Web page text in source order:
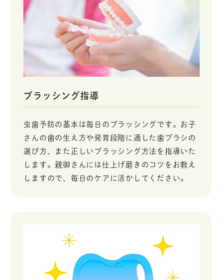
ブラッシング指導
虫歯予防の基本は毎日のブラッシングです。お子
さんの歯の生え方や発育段階に適した歯ブラシの
選び方、また正しいブラッシング方法を指導いた
します。親御さんには仕上げ磨きのコツをお教え
しますので、毎日のケアに活かしてください。